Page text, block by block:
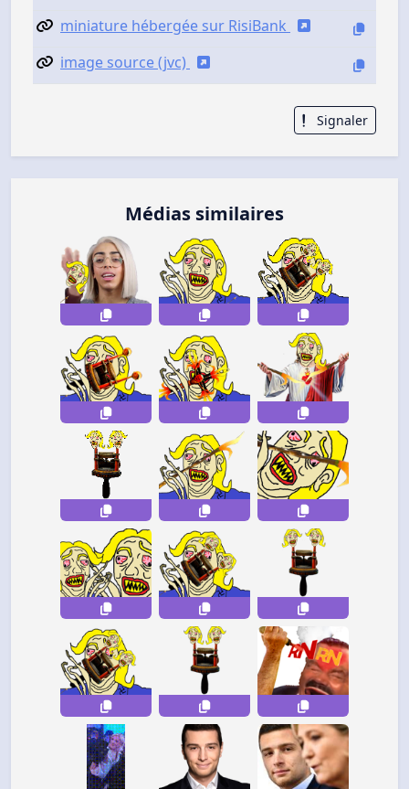
miniature hébergée sur RisiBank
image source (jvc)
Signaler
Médias similaires